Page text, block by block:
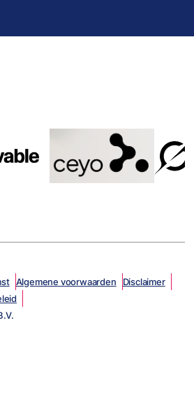
Algemene voorwaarden
Disclaimer